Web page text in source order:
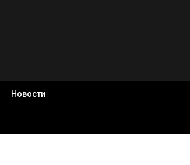
Новости